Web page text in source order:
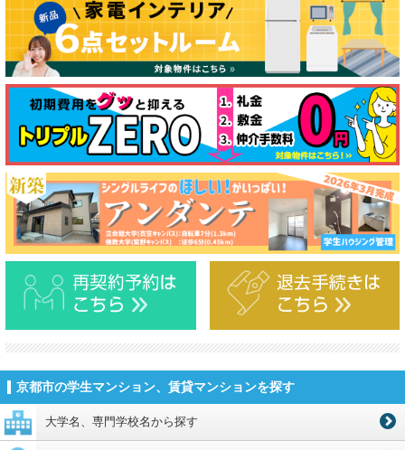
京都市の学生マンション、賃貸マンションを探す
大学名、専門学校名から探す